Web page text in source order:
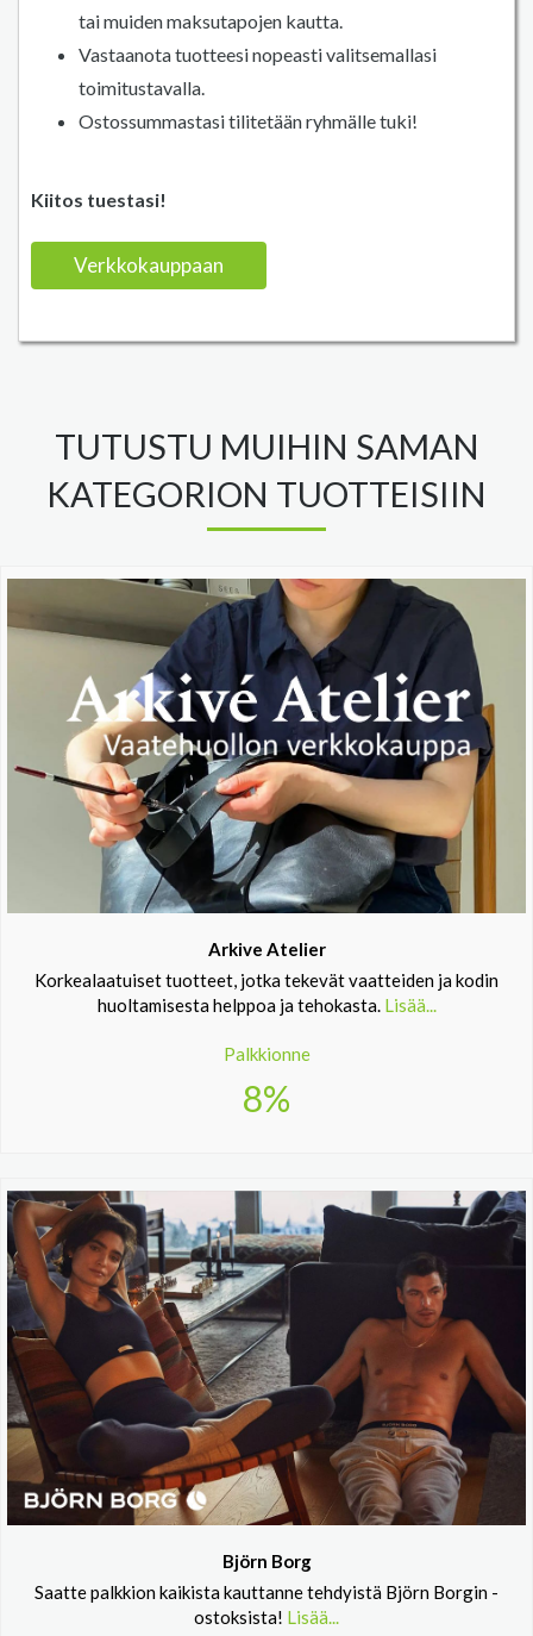
tai muiden maksutapojen kautta.
Vastaanota tuotteesi nopeasti valitsemallasi
toimitustavalla.
Ostossummastasi tilitetään ryhmälle tuki!
Kiitos tuestasi!
Verkkokauppaan
TUTUSTU MUIHIN SAMAN
KATEGORION TUOTTEISIIN
Arkive Atelier
Korkealaatuiset tuotteet, jotka tekevät vaatteiden ja kodin
huoltamisesta helppoa ja tehokasta. Lisää...
Palkkionne
8%
Björn Borg
Saatte palkkion kaikista kauttanne tehdyistä Björn Borgin -
ostoksista! Lisää...